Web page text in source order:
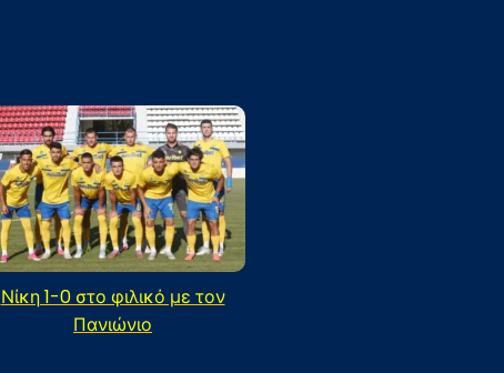
Νίκη 1-0 στο φιλικό με τον
Πανιώνιο